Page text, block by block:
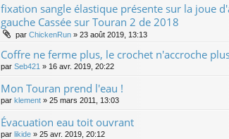
fixation sangle élastique présente sur la joue
gauche Cassée sur Touran 2 de 2018
par ChickenRun » 23 août 2019, 13:13
Coffre ne ferme plus, le crochet n'accroche
par Seb421 » 16 avr. 2019, 20:22
Mon Touran prend l'eau !
par klement » 25 mars 2011, 13:03
Évacuation eau toit ouvrant
par likide » 25 avr. 2019, 20:12